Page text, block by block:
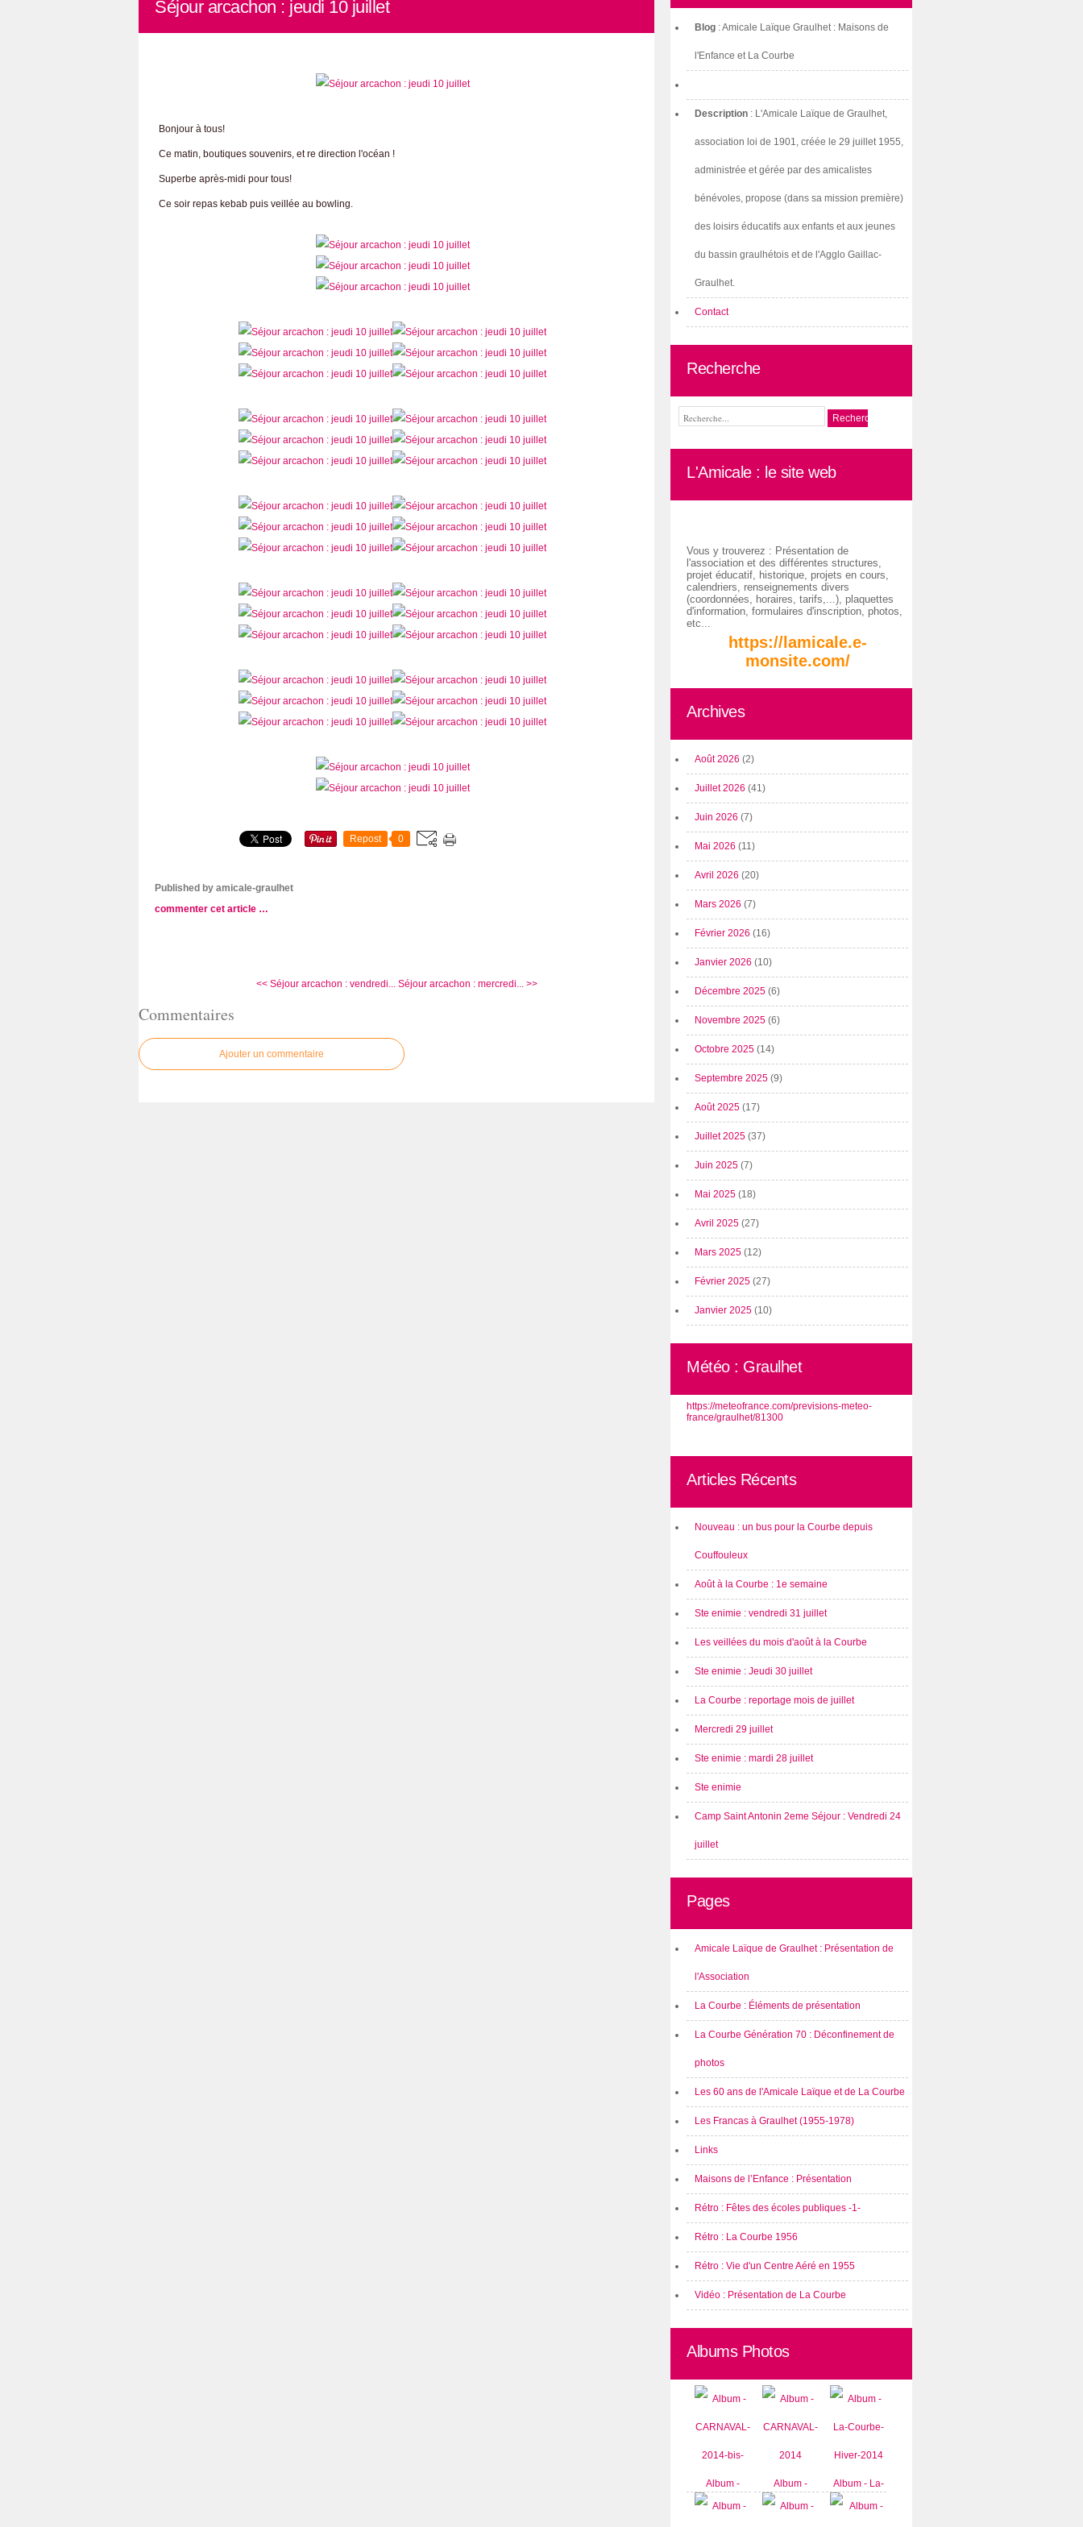
Séjour arcachon : jeudi 10 juillet
Bonjour à tous!
Ce matin, boutiques souvenirs, et re direction l'océan !
Superbe après-midi pour tous!
Ce soir repas kebab puis veillée au bowling.
Repost 0
Published by amicale-graulhet
commenter cet article …
<< Séjour arcachon : vendredi... Séjour arcachon : mercredi... >>
Commentaires
Ajouter un commentaire
Blog : Amicale Laïque Graulhet : Maisons de
l'Enfance et La Courbe
Description : L'Amicale Laïque de Graulhet,
association loi de 1901, créée le 29 juillet 1955,
administrée et gérée par des amicalistes
bénévoles, propose (dans sa mission première)
des loisirs éducatifs aux enfants et aux jeunes
du bassin graulhétois et de l'Agglo Gaillac-
Graulhet.
Contact
Recherche
L'Amicale : le site web
Vous y trouverez : Présentation de
l'association et des différentes structures,
projet éducatif, historique, projets en cours,
calendriers, renseignements divers
(coordonnées, horaires, tarifs,...), plaquettes
d'information, formulaires d'inscription, photos,
etc...
https://lamicale.e-
monsite.com/
Archives
Août 2026 (2)
Juillet 2026 (41)
Juin 2026 (7)
Mai 2026 (11)
Avril 2026 (20)
Mars 2026 (7)
Février 2026 (16)
Janvier 2026 (10)
Décembre 2025 (6)
Novembre 2025 (6)
Octobre 2025 (14)
Septembre 2025 (9)
Août 2025 (17)
Juillet 2025 (37)
Juin 2025 (7)
Mai 2025 (18)
Avril 2025 (27)
Mars 2025 (12)
Février 2025 (27)
Janvier 2025 (10)
Météo : Graulhet
https://meteofrance.com/previsions-meteo-
france/graulhet/81300
Articles Récents
Nouveau : un bus pour la Courbe depuis
Couffouleux
Août à la Courbe : 1e semaine
Ste enimie : vendredi 31 juillet
Les veillées du mois d'août à la Courbe
Ste enimie : Jeudi 30 juillet
La Courbe : reportage mois de juillet
Mercredi 29 juillet
Ste enimie : mardi 28 juillet
Ste enimie
Camp Saint Antonin 2eme Séjour : Vendredi 24
juillet
Pages
Amicale Laïque de Graulhet : Présentation de
l'Association
La Courbe : Éléments de présentation
La Courbe Génération 70 : Déconfinement de
photos
Les 60 ans de l'Amicale Laïque et de La Courbe
Les Francas à Graulhet (1955-1978)
Links
Maisons de l’Enfance : Présentation
Rétro : Fêtes des écoles publiques -1-
Rétro : La Courbe 1956
Rétro : Vie d'un Centre Aéré en 1955
Vidéo : Présentation de La Courbe
Albums Photos
Album -
CARNAVAL-
Album -
CARNAVAL-
Album - La-
Courbe-